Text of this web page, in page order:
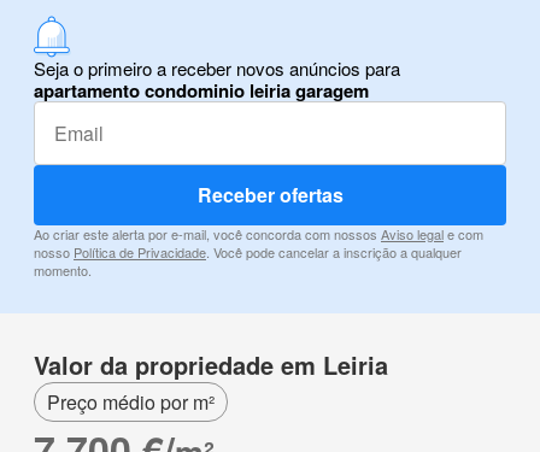
Seja o primeiro a receber novos anúncios para
apartamento condominio leiria garagem
Receber ofertas
Ao criar este alerta por e-mail, você concorda com nossos Aviso legale com
nosso Política de Privacidade. Você pode cancelar a inscrição a qualquer
momento.
Valor da propriedade em Leiria
Preço médio por m²